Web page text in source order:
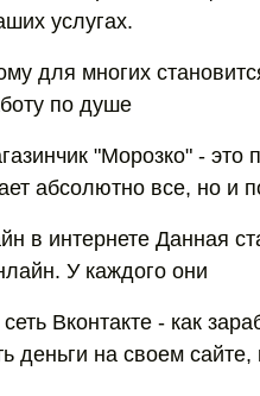
услугах.
для многих
по душе
"Морозко" -
абсолютно все, но и
в интернете Данная
У каждого они
Вконтакте - как
деньги на своем сайте,